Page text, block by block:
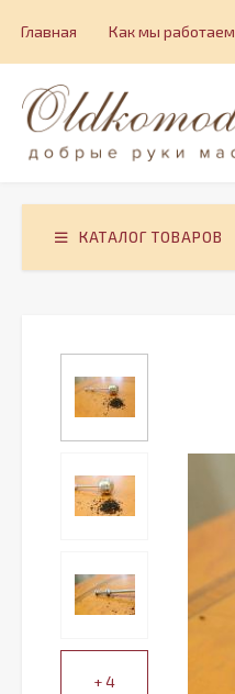
Главная Как мы работаем
КАТАЛОГ ТОВАРОВ
+ 4